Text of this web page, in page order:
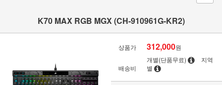
K70 MAX RGB MGX (CH-910961G-KR2)
상품가 312,000원
배송비
개별(단품무료)
지역
별